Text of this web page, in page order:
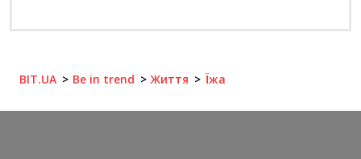
BIT.UA Be in trend Життя Їжа